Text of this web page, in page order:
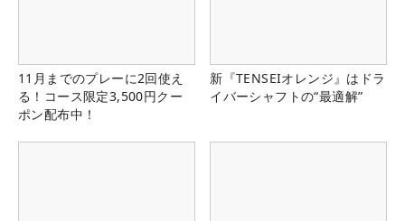
11月までのプレーに2回使え
る！コース限定3,500円クー
ポン配布中！
新『TENSEIオレンジ』はドラ
イバーシャフトの“最適解”